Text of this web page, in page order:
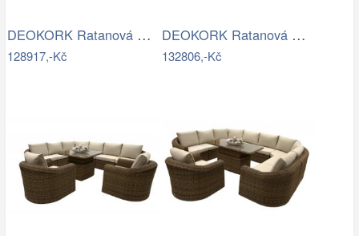
DEOKORK Ratanová modulová jídelní…
128917,-Kč
DEOKORK Ratanová modulová sestava…
132806,-Kč